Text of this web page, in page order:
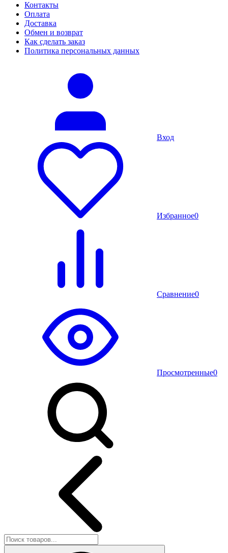
Контакты
Оплата
Доставка
Обмен и возврат
Как сделать заказ
Политика персональных данных
Вход
Избранное0
Сравнение0
Просмотренные0